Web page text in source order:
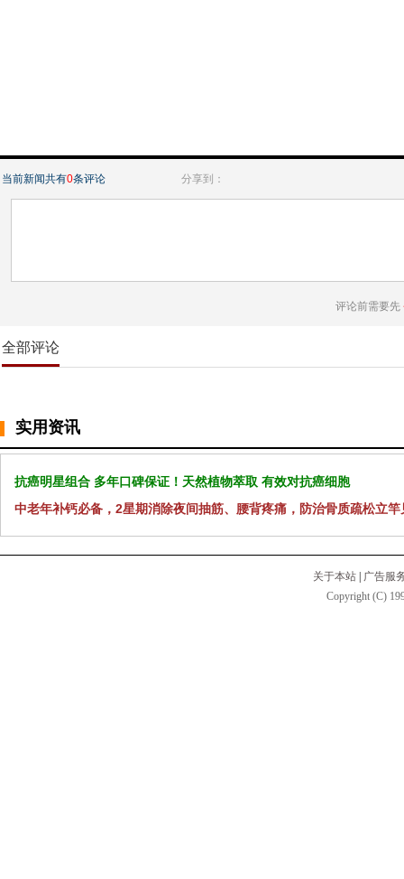
当前新闻共有0条评论 分享到：
评论前需要先
全部评论
实用资讯
抗癌明星组合 多年口碑保证！天然植物萃取 有效对抗癌细胞
中老年补钙必备，2星期消除夜间抽筋、腰背疼痛，防治骨质疏松立竿
关于本站
广告服
Copyright (C)